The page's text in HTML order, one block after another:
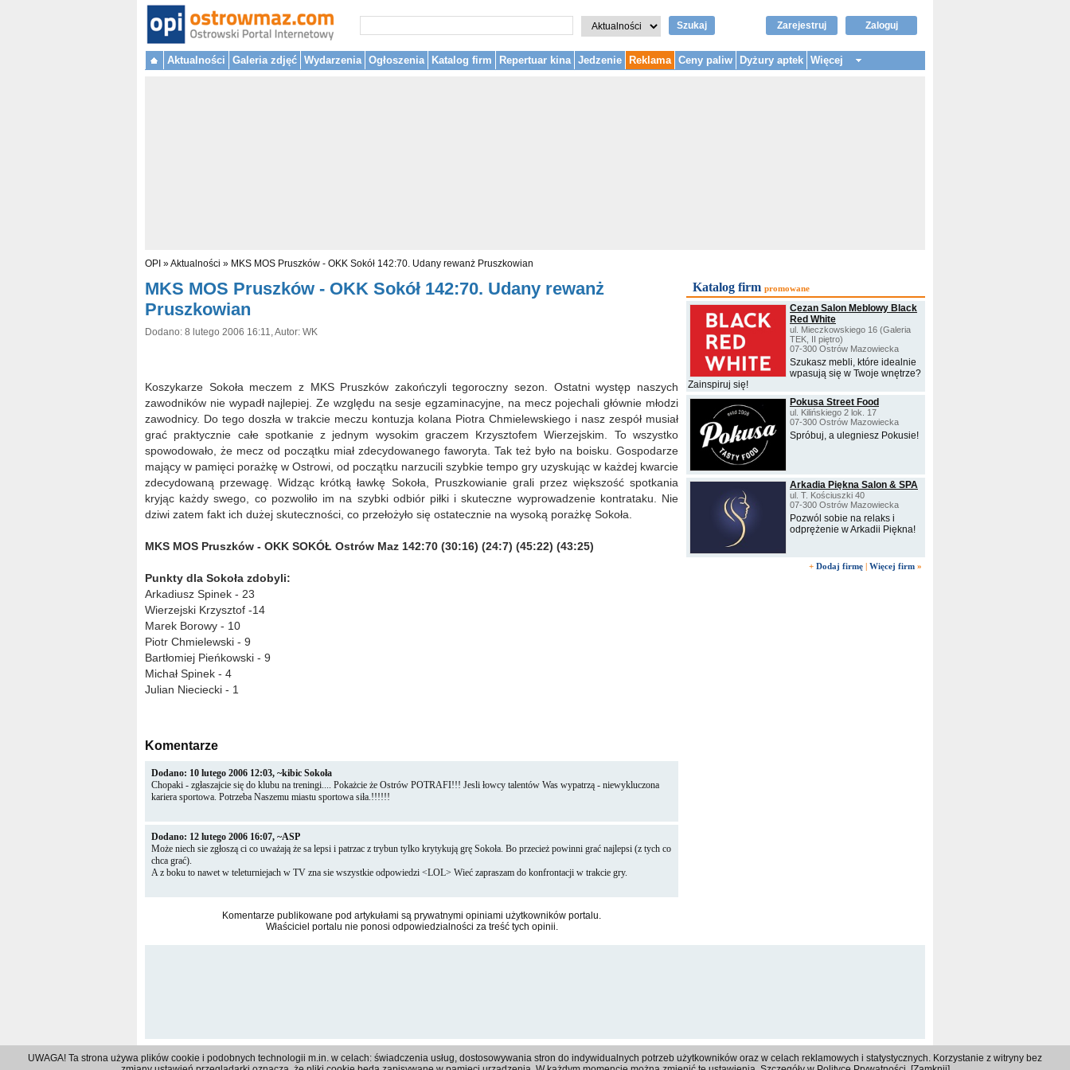
Szukaj Zaloguj
Zarejestruj
Aktualności Galeria zdjęć Wydarzenia Ogłoszenia Katalog firm Repertuar kina Jedzenie Reklama Ceny paliw Dyżury aptek Więcej
OPI »Aktualności » MKS MOS Pruszków - OKK Sokół 142:70. Udany rewanż Pruszkowian
MKS MOS Pruszków - OKK Sokół 142:70. Udany rewanż
Pruszkowian
Dodano: 8 lutego 2006 16:11, Autor: WK
Koszykarze Sokoła meczem z MKS Pruszków zakończyli tegoroczny sezon. Ostatni występ naszych
zawodników nie wypadł najlepiej. Ze względu na sesje egzaminacyjne, na mecz pojechali głównie młodzi
zawodnicy. Do tego doszła w trakcie meczu kontuzja kolana Piotra Chmielewskiego i nasz zespół musiał
grać praktycznie całe spotkanie z jednym wysokim graczem Krzysztofem Wierzejskim. To wszystko
spowodowało, że mecz od początku miał zdecydowanego faworyta. Tak też było na boisku. Gospodarze
mający w pamięci porażkę w Ostrowi, od początku narzucili szybkie tempo gry uzyskując w każdej kwarcie
zdecydowaną przewagę. Widząc krótką ławkę Sokoła, Pruszkowianie grali przez większość spotkania
kryjąc każdy swego, co pozwoliło im na szybki odbiór piłki i skuteczne wyprowadzenie kontrataku. Nie
dziwi zatem fakt ich dużej skuteczności, co przełożyło się ostatecznie na wysoką porażkę Sokoła.
MKS MOS Pruszków - OKK SOKÓŁ Ostrów Maz 142:70 (30:16) (24:7) (45:22) (43:25)
Punkty dla Sokoła zdobyli:
Arkadiusz Spinek - 23
Wierzejski Krzysztof -14
Marek Borowy - 10
Piotr Chmielewski - 9
Bartłomiej Pieńkowski - 9
Michał Spinek - 4
Julian Nieciecki - 1
Komentarze
Dodano: 10 lutego 2006 12:03, ~kibic Sokoła
Chopaki - zgłaszajcie się do klubu na treningi.... Pokażcie że Ostrów POTRAFI!!! Jesli łowcy talentów Was wypatrzą - niewykluczona
kariera sportowa. Potrzeba Naszemu miastu sportowa siła.!!!!!!
Dodano: 12 lutego 2006 16:07, ~ASP
Może niech sie zgłoszą ci co uważają że sa lepsi i patrzac z trybun tylko krytykują grę Sokoła. Bo przecież powinni grać najlepsi (z tych co
chca grać).
A z boku to nawet w teleturniejach w TV zna sie wszystkie odpowiedzi <LOL> Wieć zapraszam do konfrontacji w trakcie gry.
Komentarze publikowane pod artykułami są prywatnymi opiniami użytkowników portalu.
Właściciel portalu nie ponosi odpowiedzialności za treść tych opinii.
Katalog firm promowane
Cezan Salon Meblowy Black
Red White
ul. Mieczkowskiego 16 (Galeria
TEK, II piętro)
07-300 Ostrów Mazowiecka
Szukasz mebli, które idealnie
wpasują się w Twoje wnętrze?
Zainspiruj się!
Pokusa Street Food
ul. Kilińskiego 2 lok. 17
07-300 Ostrów Mazowiecka
Spróbuj, a ulegniesz Pokusie!
Arkadia Piękna Salon & SPA
ul. T. Kościuszki 40
07-300 Ostrów Mazowiecka
Pozwól sobie na relaks i
odprężenie w Arkadii Piękna!
+ Dodaj firmę | Więcej firm »
Regulamin|Polityka prywatności| Reklama|Kontakt
UWAGA! Ta strona używa plików cookie i podobnych technologii m.in. w celach: świadczenia usług, dostosowywania stron do indywidualnych potrzeb użytkowników oraz w celach reklamowych i statystycznych. Korzystanie z witryny bez